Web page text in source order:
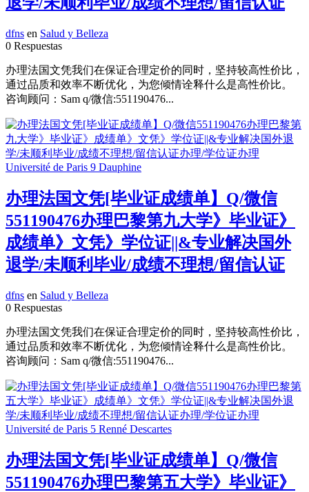
dfns en Salud y Belleza
0 Respuestas
办理法国文凭我们在保证合理定价的同时，坚持较高性价比，
通过品质和效率不断优化，为您倾情诠释什么是高性价比。
咨询顾问：Sam q/微信:551190476...
办理法国文凭[毕业证成绩单】Q/微信
551190476办理巴黎第九大学》毕业证》
成绩单》文凭》学位证||&专业解决国外
退学/未顺利毕业/成绩不理想/留信认证
dfns en Salud y Belleza
0 Respuestas
办理法国文凭我们在保证合理定价的同时，坚持较高性价比，
通过品质和效率不断优化，为您倾情诠释什么是高性价比。
咨询顾问：Sam q/微信:551190476...
办理法国文凭[毕业证成绩单】Q/微信
551190476办理巴黎第五大学》毕业证》